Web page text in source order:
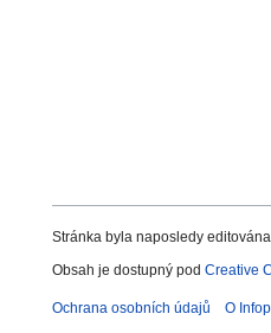
Stránka byla naposledy
Obsah je dostupný pod Creative
Ochrana osobních údajů O